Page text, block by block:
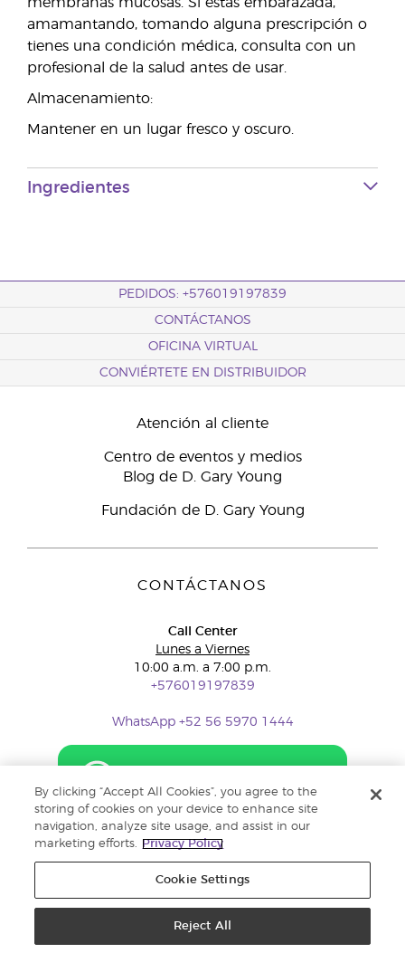
amamantando, tomando alguna prescripción o
tienes una condición médica, consulta con un
profesional de la salud antes de usar.
Almacenamiento:
Mantener en un lugar fresco y oscuro.
Ingredientes
PEDIDOS: +576019197839
CONTÁCTANOS
OFICINA VIRTUAL
CONVIÉRTETE EN DISTRIBUIDOR
Atención al cliente
Centro de eventos y medios
Blog de D. Gary Young
Fundación de D. Gary Young
CONTÁCTANOS
Call Center
Lunes a Viernes
10:00 a.m. a 7:00 p.m.
+576019197839
WhatsApp +52 56 5970 1444
By clicking “Accept All Cookies”, you agree to the
storing of cookies on your device to enhance site
navigation, analyze site usage, and assist in our
marketing efforts.
Privacy Policy
Cookie Settings
Reject All